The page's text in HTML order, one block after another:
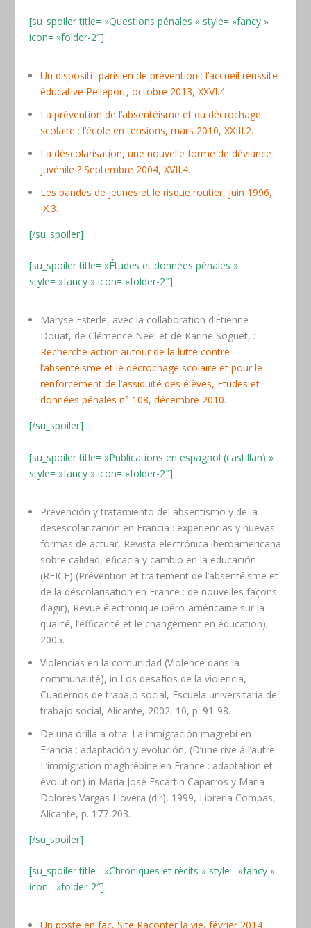
[su_spoiler title= »Questions pénales » style= »fancy »
icon= »folder-2″]
Un dispositif parisien de prévention : l’accueil réussite
éducative Pelleport, octobre 2013, XXVI.4.
La prévention de l’absentéisme et du décrochage
scolaire : l’école en tensions, mars 2010, XXIII.2.
La déscolarisation, une nouvelle forme de déviance
juvénile ? Septembre 2004, XVII.4.
Les bandes de jeunes et le risque routier, juin 1996,
IX.3.
[/su_spoiler]
[su_spoiler title= »Études et données pénales »
style= »fancy » icon= »folder-2″]
Maryse Esterle, avec la collaboration d’Étienne
Douat, de Clémence Neel et de Karine Soguet, :
Recherche action autour de la lutte contre
l’absentéisme et le décrochage scolaire et pour le
renforcement de l’assiduité des élèves, Etudes et
données pénales n° 108, décembre 2010.
[/su_spoiler]
[su_spoiler title= »Publications en espagnol (castillan) »
style= »fancy » icon= »folder-2″]
Prevención y tratamiento del absentismo y de la
desescolarización en Francia : experiencias y nuevas
formas de actuar, Revista electrónica iberoamericana
sobre calidad, eficacia y cambio en la educación
(REICE) (Prévention et traitement de l’absentéisme et
de la déscolarisation en France : de nouvelles façons
d’agir), Revue électronique ibéro-américaine sur la
qualité, l’efficacité et le changement en éducation),
2005.
Violencias en la comunidad (Violence dans la
communauté), in Los desafíos de la violencia,
Cuadernos de trabajo social, Escuela universitaria de
trabajo social, Alicante, 2002, 10, p. 91-98.
De una orilla a otra. La inmigración magrebí en
Francia : adaptación y evolución, (D’une rive à l’autre.
L’immigration maghrébine en France : adaptation et
évolution) in Maria José Escartin Caparros y Maria
Dolorés Vargas Llovera (dir), 1999, Librería Compas,
Alicante, p. 177-203.
[/su_spoiler]
[su_spoiler title= »Chroniques et récits » style= »fancy »
icon= »folder-2″]
Un poste en fac, Site Raconter la vie, février 2014